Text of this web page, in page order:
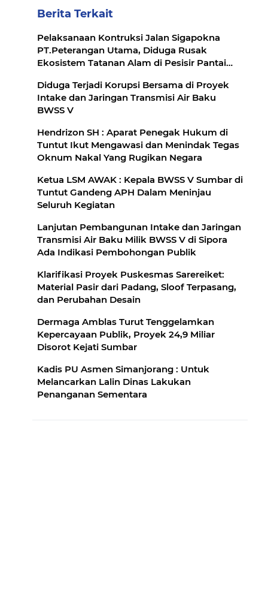
Berita Terkait
Pelaksanaan Kontruksi Jalan Sigapokna
PT.Peterangan Utama, Diduga Rusak
Ekosistem Tatanan Alam di Pesisir Pantai
Diduga Terjadi Korupsi Bersama di Proyek
Intake dan Jaringan Transmisi Air Baku
BWSS V
Hendrizon SH : Aparat Penegak Hukum di
Tuntut Ikut Mengawasi dan Menindak Tegas
Oknum Nakal Yang Rugikan Negara
Ketua LSM AWAK : Kepala BWSS V Sumbar di
Tuntut Gandeng APH Dalam Meninjau
Seluruh Kegiatan
Lanjutan Pembangunan Intake dan Jaringan
Transmisi Air Baku Milik BWSS V di Sipora
Ada Indikasi Pembohongan Publik
Klarifikasi Proyek Puskesmas Sarereiket:
Material Pasir dari Padang, Sloof Terpasang,
dan Perubahan Desain
Dermaga Amblas Turut Tenggelamkan
Kepercayaan Publik, Proyek 24,9 Miliar
Disorot Kejati Sumbar
Kadis PU Asmen Simanjorang : Untuk
Melancarkan Lalin Dinas Lakukan
Penanganan Sementara